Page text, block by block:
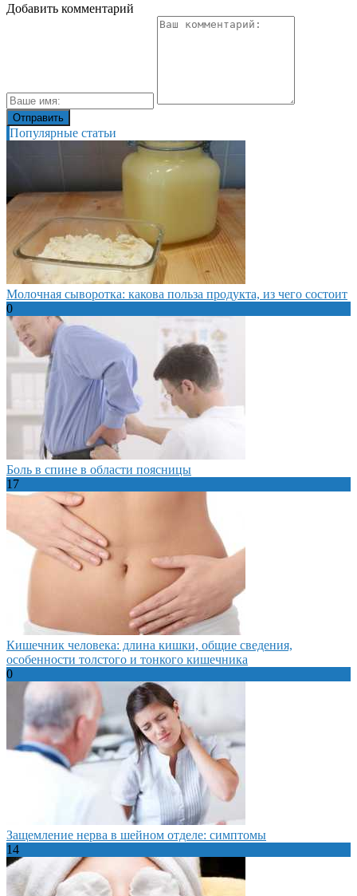
Добавить комментарий
Популярные статьи
Молочная сыворотка: какова польза продукта, из чего состоит
0
Боль в спине в области поясницы
17
Кишечник человека: длина кишки, общие сведения,
особенности толстого и тонкого кишечника
0
Защемление нерва в шейном отделе: симптомы
14